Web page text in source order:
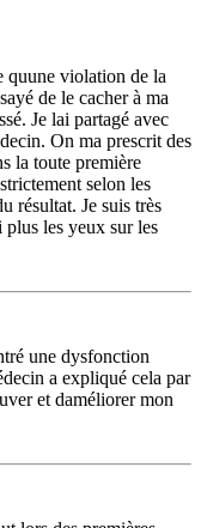
quune violation de la
de le cacher à ma
Je lai partagé avec
On ma prescrit des
la toute première
selon les
résultat. Je suis très
plus les yeux sur les
une dysfonction
a expliqué cela par
et daméliorer mon